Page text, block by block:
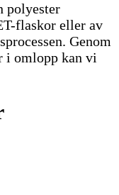
polyester
flaskor eller av
Genom
i omlopp kan vi